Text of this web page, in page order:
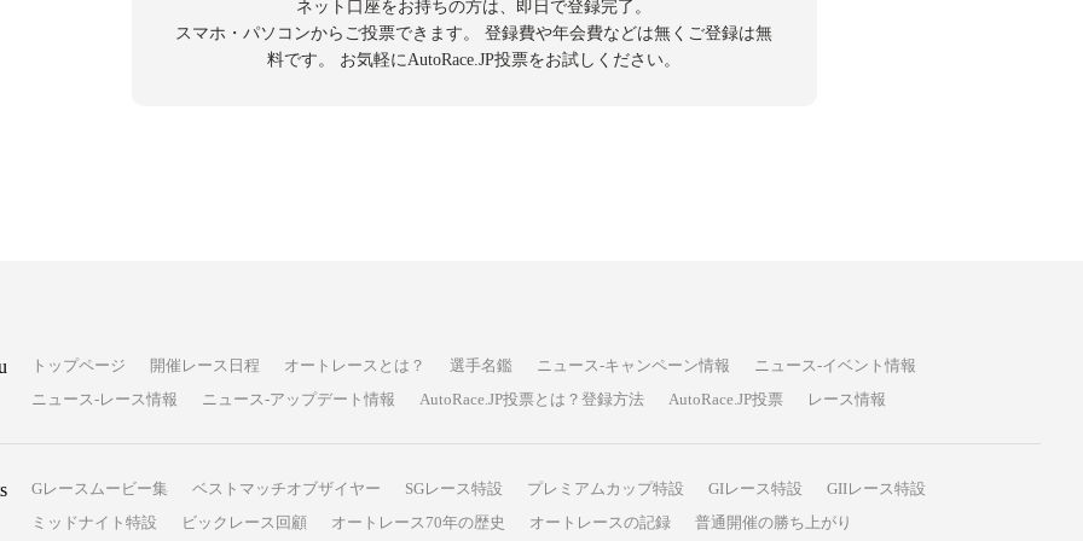
ネット口座をお持ちの方は、即日で登録完了。
スマホ・パソコンからご投票できます。
登録費や年会費などは無くご登録は無
料です。
お気軽にAutoRace.JP投票をお試しください。
トップページ 開催レース日程 オートレースとは？ 選手名鑑 ニュース-キャンペーン情報
ニュース-イベント情報
ニュース-レース情報
ニュース-アップデート情報 AutoRace.JP投票とは？登録方法 AutoRace.JP投票 レース情報
Gレースムービー集 ベストマッチオブザイヤー SGレース特設 プレミアムカップ特設 GIレース特設
GIIレース特設
ミッドナイト特設
ビックレース回顧 オートレース70年の歴史 オートレースの記録 普通開催の勝ち上がり